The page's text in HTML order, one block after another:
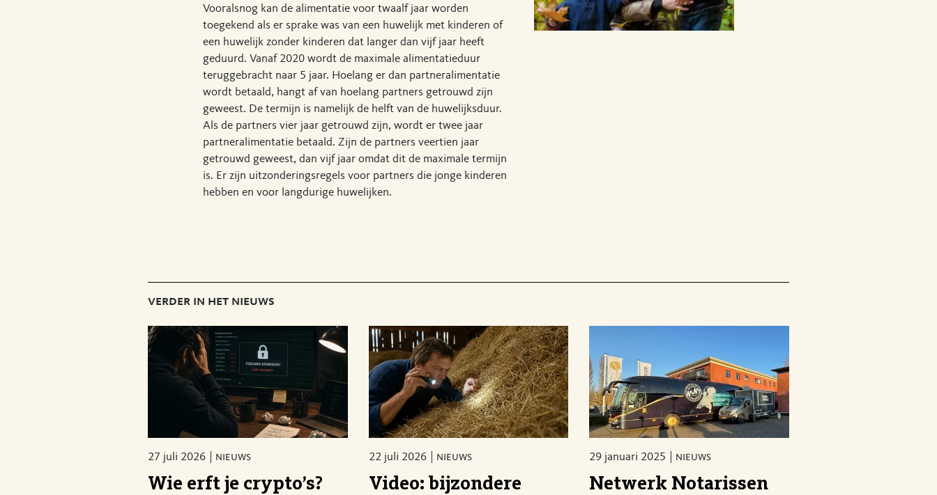
Vooralsnog kan de alimentatie voor twaalf jaar worden
toegekend als er sprake was van een huwelijk met kinderen of
een huwelijk zonder kinderen dat langer dan vijf jaar heeft
geduurd. Vanaf 2020 wordt de maximale alimentatieduur
teruggebracht naar 5 jaar. Hoelang er dan partneralimentatie
wordt betaald, hangt af van hoelang partners getrouwd zijn
geweest. De termijn is namelijk de helft van de huwelijksduur.
Als de partners vier jaar getrouwd zijn, wordt er twee jaar
partneralimentatie betaald. Zijn de partners veertien jaar
getrouwd geweest, dan vijf jaar omdat dit de maximale termijn
is. Er zijn uitzonderingsregels voor partners die jonge kinderen
hebben en voor langdurige huwelijken.
verder in het nieuws
27 juli 2026 nieuws
Wie erft je crypto’s?
22 juli 2026 nieuws
Video: bijzondere
29 januari 2025 nieuws
Netwerk Notarissen